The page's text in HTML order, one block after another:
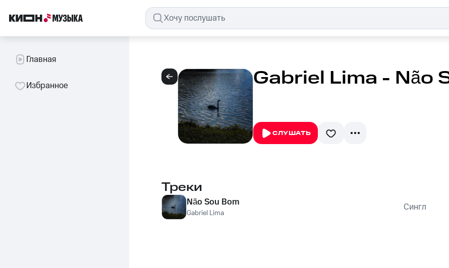
Главная
Избранное Gabriel Lima - Não
СЛУШАТЬ
Треки
Não Sou Bom
Gabriel Lima Сингл